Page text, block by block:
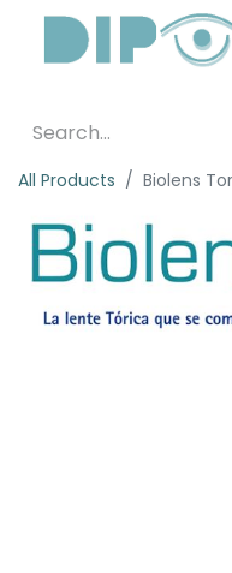
All Products Biolens